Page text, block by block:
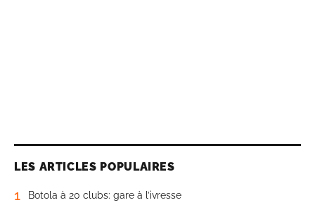
LES ARTICLES POPULAIRES
1 Botola à 20 clubs: gare à l’ivresse